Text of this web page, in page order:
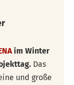
im Winter
Das
und große